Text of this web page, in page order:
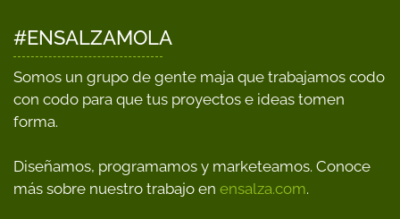
#ENSALZAMOLA
Somos un grupo de gente maja que trabajamos codo
con codo para que tus proyectos e ideas tomen
forma.
Diseñamos, programamos y marketeamos. Conoce
más sobre nuestro trabajo en ensalza.com.